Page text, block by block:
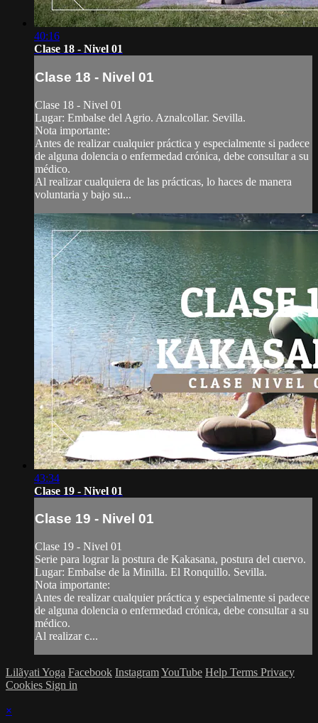
40:16
Clase 18 - Nivel 01
Clase 18 - Nivel 01
Clase 18 - Nivel 01
Lugar: Embalse del Agrio. Aznalcollar. Sevilla.
Nota importante:
Antes de realizar cualquier práctica y especialmente si padece
de alguna dolencia o enfermedad crónica, debe consultar a su
médico.
Al realizar cualquiera de las prácticas, lo haces de manera
voluntaria y bajo su...
43:34
Clase 19 - Nivel 01
Clase 19 - Nivel 01
Clase 19 - Nivel 01
Serie para lograr la postura de Kakasana, postura del cuervo.
Lugar: Embalse de la Minilla. El Ronquillo. Sevilla.
Nota importante:
Antes de realizar cualquier práctica y especialmente si padece
de alguna dolencia o enfermedad crónica, debe consultar a su
médico.
Al realizar c...
Lilãyati Yoga Facebook InstagramYouTube Help Terms Privacy
Cookies Sign in
×